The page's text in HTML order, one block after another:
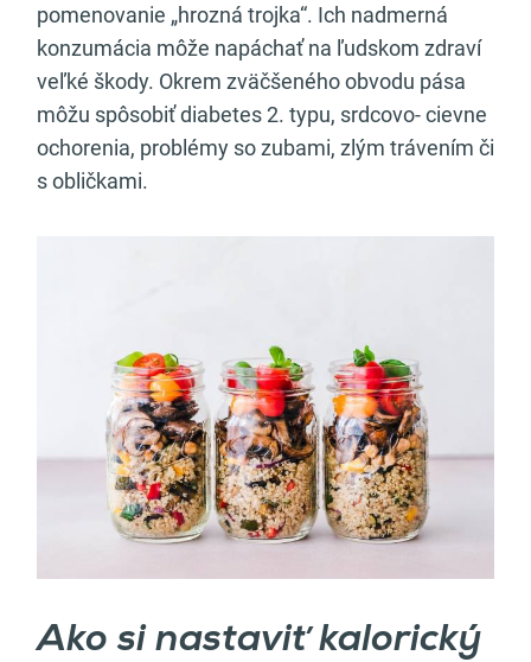
pomenovanie „hrozná trojka“. Ich nadmerná
konzumácia môže napáchať na ľudskom zdraví
veľké škody. Okrem zväčšeného obvodu pása
môžu spôsobiť diabetes 2. typu, srdcovo- cievne
ochorenia, problémy so zubami, zlým trávením či
s obličkami.
Ako si nastaviť kalorický